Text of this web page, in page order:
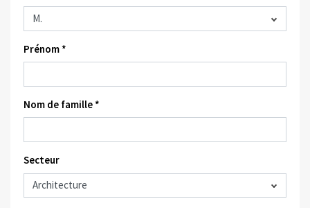
Prénom *
Nom de famille *
Secteur